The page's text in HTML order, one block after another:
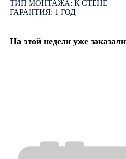
ТИП МОНТАЖА: К СТЕНЕ
ГАРАНТИЯ: 1 ГОД
На этой недели уже заказали